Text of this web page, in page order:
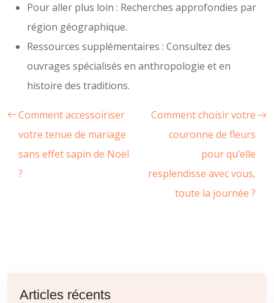
Pour aller plus loin : Recherches approfondies par
région géographique.
Ressources supplémentaires : Consultez des
ouvrages spécialisés en anthropologie et en
histoire des traditions.
Comment accessoiriser
votre tenue de mariage
sans effet sapin de Noël
?
Comment choisir votre
couronne de fleurs
pour qu’elle
resplendisse avec vous,
toute la journée ?
Articles récents